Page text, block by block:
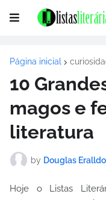
Página inicial
10
magos e
literatura
by Douglas Eralldo
Hoje o Listas